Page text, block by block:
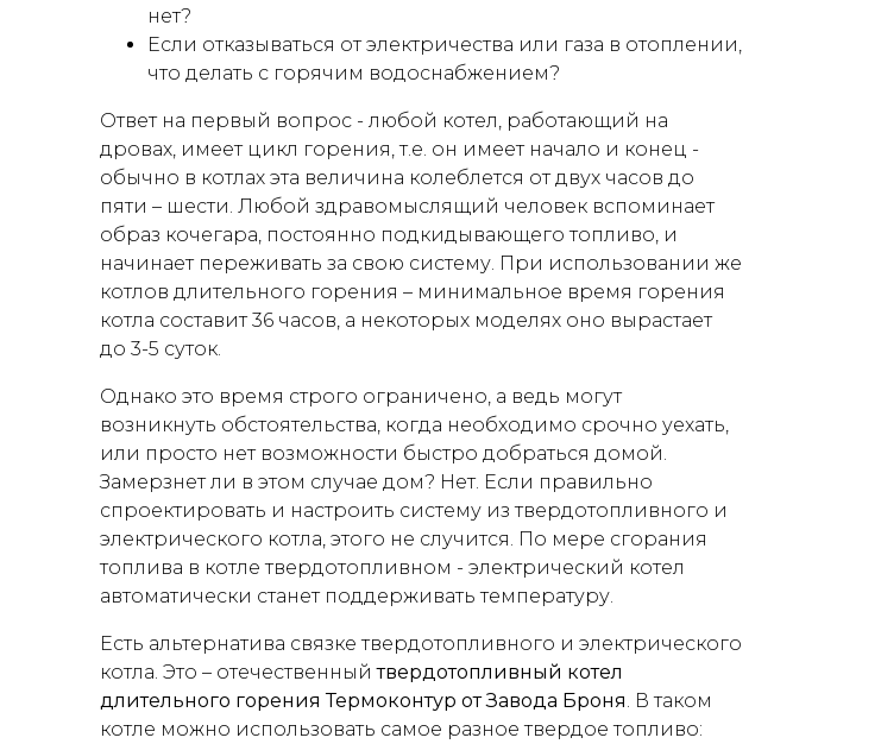
нет?
Если отказываться от электричества или газа в отоплении,
что делать с горячим водоснабжением?
Ответ на первый вопрос - любой котел, работающий на
дровах, имеет цикл горения, т.е. он имеет начало и конец -
обычно в котлах эта величина колеблется от двух часов до
пяти – шести. Любой здравомыслящий человек вспоминает
образ кочегара, постоянно подкидывающего топливо, и
начинает переживать за свою систему. При использовании же
котлов длительного горения – минимальное время горения
котла составит 36 часов, а некоторых моделях оно вырастает
до 3-5 суток.
Однако это время строго ограничено, а ведь могут
возникнуть обстоятельства, когда необходимо срочно уехать,
или просто нет возможности быстро добраться домой.
Замерзнет ли в этом случае дом? Нет. Если правильно
спроектировать и настроить систему из твердотопливного и
электрического котла, этого не случится. По мере сгорания
топлива в котле твердотопливном - электрический котел
автоматически станет поддерживать температуру.
Есть альтернатива связке твердотопливного и электрического
котла. Это – отечественныйтвердотопливный котел
длительного горения Термоконтур от Завода Броня. В таком
котле можно использовать самое разное твердое топливо: